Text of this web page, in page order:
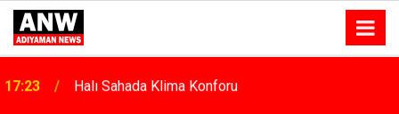
17:18 Depremde Azalan Derslik Sayısı Yeni Okullarla Arttı